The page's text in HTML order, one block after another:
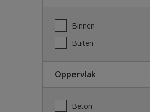
Binnen
Buiten
Oppervlak
Beton